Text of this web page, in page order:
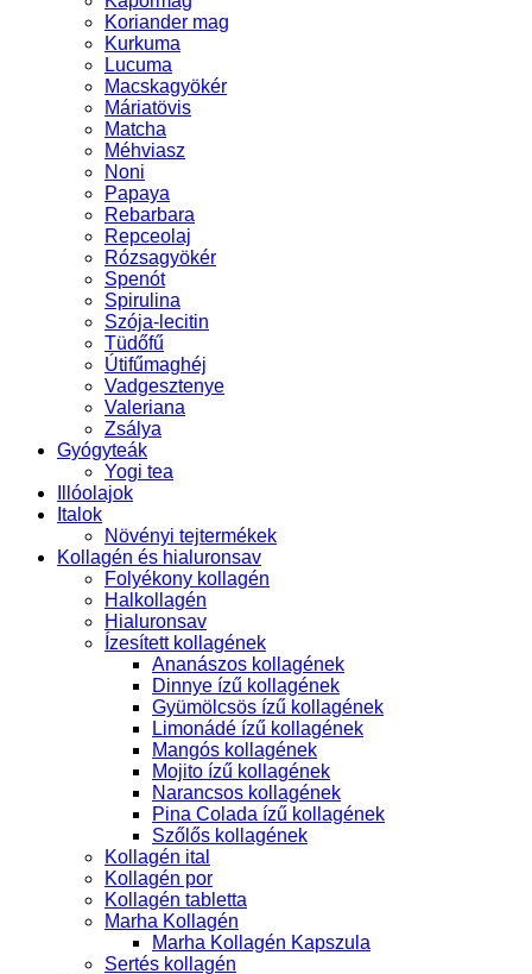
Koriander mag
Kurkuma
Lucuma
Macskagyökér
Máriatövis
Matcha
Méhviasz
Noni
Papaya
Rebarbara
Repceolaj
Rózsagyökér
Spenót
Spirulina
Szója-lecitin
Tüdőfű
Útifűmaghéj
Vadgesztenye
Valeriana
Zsálya
Gyógyteák
Yogi tea
Illóolajok
Italok
Növényi tejtermékek
Kollagén és hialuronsav
Folyékony kollagén
Halkollagén
Hialuronsav
Ízesített kollagének
Ananászos kollagének
Dinnye ízű kollagének
Gyümölcsös ízű kollagének
Limonádé ízű kollagének
Mangós kollagének
Mojito ízű kollagének
Narancsos kollagének
Pina Colada ízű kollagének
Szőlős kollagének
Kollagén ital
Kollagén por
Kollagén tabletta
Marha Kollagén
Marha Kollagén Kapszula
Sertés kollagén